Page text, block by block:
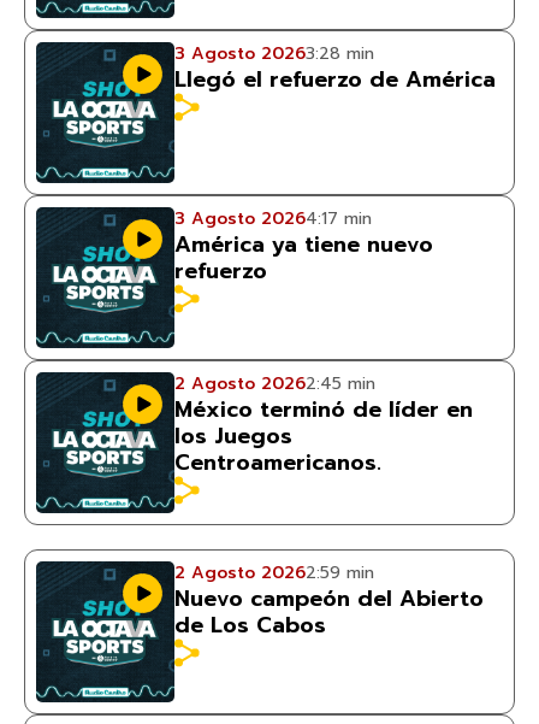
3 Agosto 20263:28 min
Llegó el refuerzo de América
3 Agosto 20264:17 min
América ya tiene nuevo
refuerzo
2 Agosto 20262:45 min
México terminó de líder en
los Juegos
Centroamericanos.
2 Agosto 20262:59 min
Nuevo campeón del Abierto
de Los Cabos